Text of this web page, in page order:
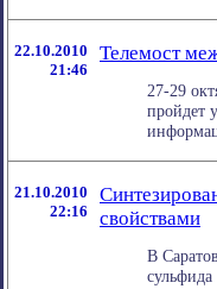
22.10.2010
21:46
Телемост
27-29
пройдет
21.10.2010
22:16
свойствами
В